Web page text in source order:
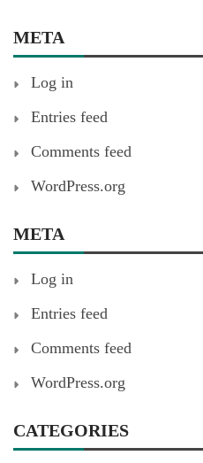
META
Log in
Entries feed
Comments feed
WordPress.org
META
Log in
Entries feed
Comments feed
WordPress.org
CATEGORIES